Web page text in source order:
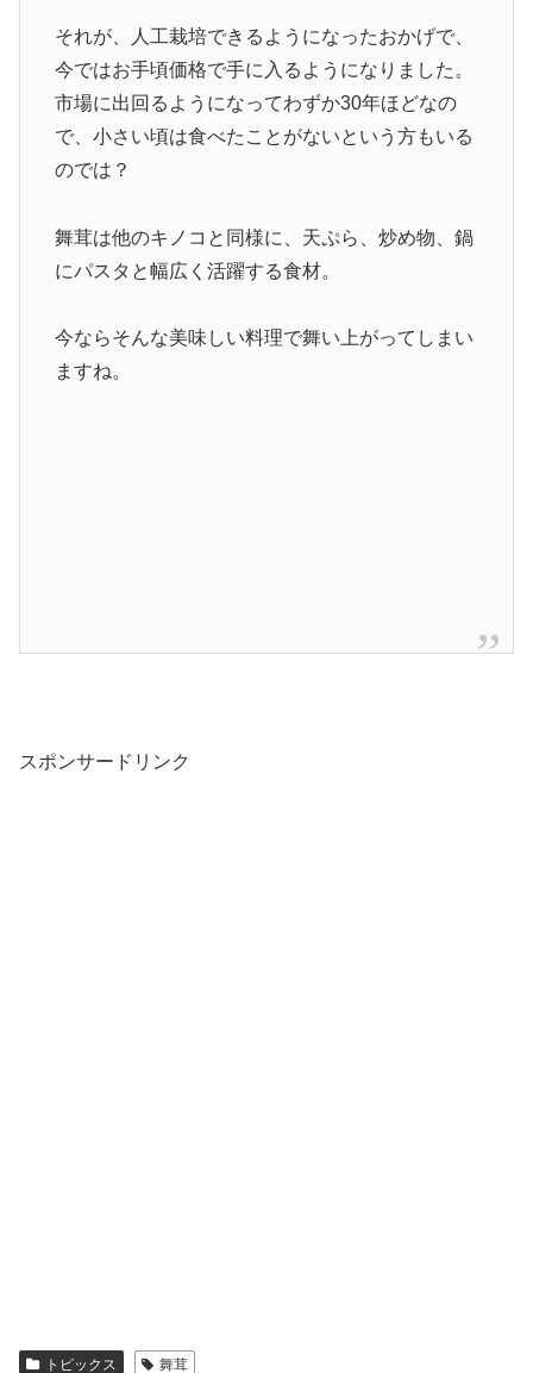
それが、人工栽培できるようになったおかげで、
今ではお手頃価格で手に入るようになりました。
市場に出回るようになってわずか30年ほどなの
で、小さい頃は食べたことがないという方もいる
のでは？
舞茸は他のキノコと同様に、天ぷら、炒め物、鍋
にパスタと幅広く活躍する食材。
今ならそんな美味しい料理で舞い上がってしまい
ますね。
スポンサードリンク
トピックス 舞茸